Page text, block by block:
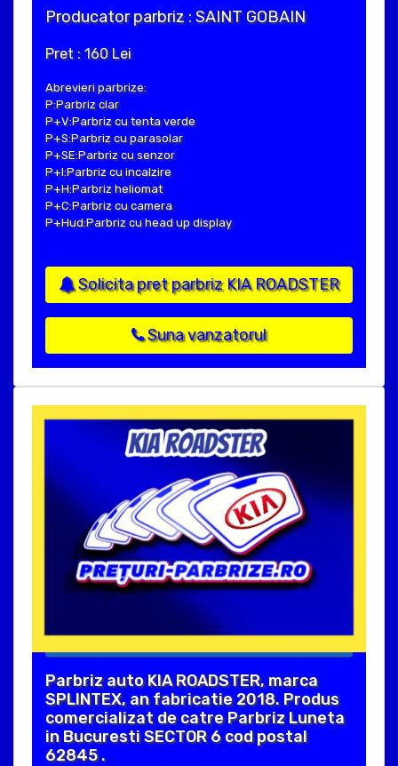
Producator parbriz : SAINT GOBAIN
Pret : 160 Lei
Abrevieri parbrize:
P:Parbriz clar
P+V:Parbriz cu tenta verde
P+S:Parbriz cu parasolar
P+SE:Parbriz cu senzor
P+I:Parbriz cu incalzire
P+H:Parbriz heliomat
P+C:Parbriz cu camera
P+Hud:Parbriz cu head up display
Solicita pret parbriz KIA ROADSTER
Suna vanzatorul
Parbriz auto KIA ROADSTER, marca
SPLINTEX, an fabricatie 2018. Produs
comercializat de catre Parbriz Luneta
in Bucuresti SECTOR 6 cod postal
62845 .